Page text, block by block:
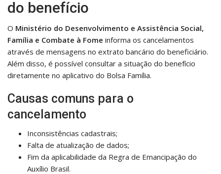
do benefício
O Ministério do Desenvolvimento e Assistência Social,
Família e Combate à Fome informa os cancelamentos
através de mensagens no extrato bancário do beneficiário.
Além disso, é possível consultar a situação do benefício
diretamente no aplicativo do Bolsa Família.
Causas comuns para o
cancelamento
Inconsistências cadastrais;
Falta de atualização de dados;
Fim da aplicabilidade da Regra de Emancipação do
Auxílio Brasil.